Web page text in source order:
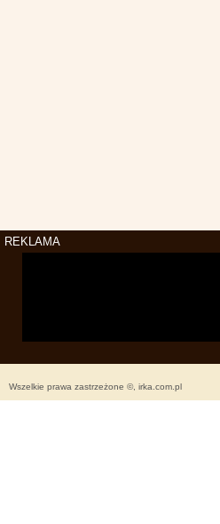
REKLAMA
Wszelkie prawa zastrzeżone ©, irka.com.pl